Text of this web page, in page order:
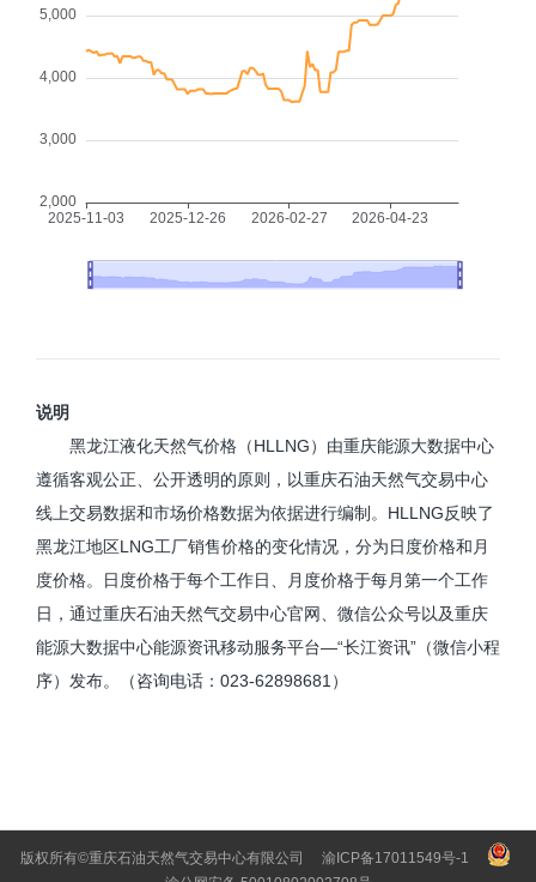
说明
黑龙江液化天然气价格（HLLNG）由重庆能源大数据中心
遵循客观公正、公开透明的原则，以重庆石油天然气交易中心
线上交易数据和市场价格数据为依据进行编制。HLLNG反映了
黑龙江地区LNG工厂销售价格的变化情况，分为日度价格和月
度价格。日度价格于每个工作日、月度价格于每月第一个工作
日，通过重庆石油天然气交易中心官网、微信公众号以及重庆
能源大数据中心能源资讯移动服务平台—“长江资讯”（微信小程
序）发布。（咨询电话：023-62898681）
版权所有©重庆石油天然气交易中心有限公司
渝ICP备17011549号-1